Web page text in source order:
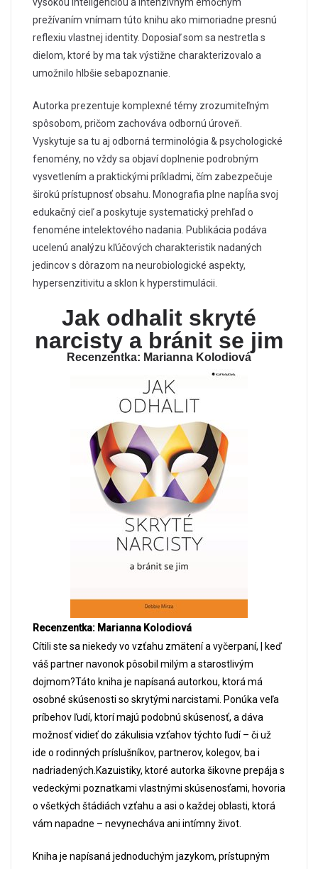
prežívaním vnímam túto knihu ako mimoriadne presnú
reflexiu vlastnej identity. Doposiaľ som sa nestretla s
dielom, ktoré by ma tak výstižne charakterizovalo a
umožnilo hlbšie sebapoznanie.
Autorka prezentuje komplexné témy zrozumiteľným
spôsobom, pričom zachováva odbornú úroveň.
Vyskytuje sa tu aj odborná terminológia & psychologické
fenomény, no vždy sa objaví doplnenie podrobným
vysvetlením a praktickými príkladmi, čím zabezpečuje
širokú prístupnosť obsahu. Monografia plne napĺňa svoj
edukačný cieľ a poskytuje systematický prehľad o
fenoméne intelektového nadania. Publikácia podáva
ucelenú analýzu kľúčových charakteristik nadaných
jedincov s dôrazom na neurobiologické aspekty,
hypersenzitivitu a sklon k hyperstimulácii.
Jak odhalit skryté
narcisty a bránit se jim
Recenzentka: Marianna Kolodiová
Recenzentka: Marianna Kolodiová
Cítili ste sa niekedy vo vzťahu zmätení a vyčerpaní, | keď
váš partner navonok pôsobil milým a starostlivým
dojmom?Táto kniha je napísaná autorkou, ktorá má
osobné skúsenosti so skrytými narcistami. Ponúka veľa
príbehov ľudí, ktorí majú podobnú skúsenosť, a dáva
možnosť vidieť do zákulisia vzťahov týchto ľudí – či už
ide o rodinných príslušníkov, partnerov, kolegov, ba i
nadriadených.Kazuistiky, ktoré autorka šikovne prepája s
vedeckými poznatkami vlastnými skúsenosťami, hovoria
o všetkých štádiách vzťahu a asi o každej oblasti, ktorá
vám napadne – nevynecháva ani intímny život.
Kniha je napísaná jednoduchým jazykom, prístupným